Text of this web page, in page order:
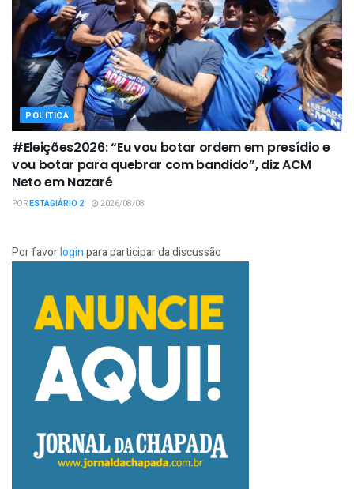
POLÍTICA
#Eleições2026: “Eu vou botar ordem em presídio e
vou botar para quebrar com bandido”, diz ACM
Neto em Nazaré
PORESTAGIÁRIO 2 2026/08/08
Por favorloginpara participar da discussão